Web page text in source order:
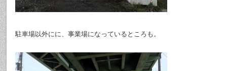
駐車場以外にに、事業場になっているところも。